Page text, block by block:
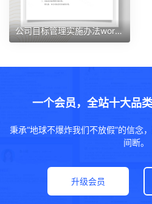
公司目标管理实施办法word文档
一个会员，全站十大品
秉承“地球不爆炸我们不放假”的信念
间断。
升级会员